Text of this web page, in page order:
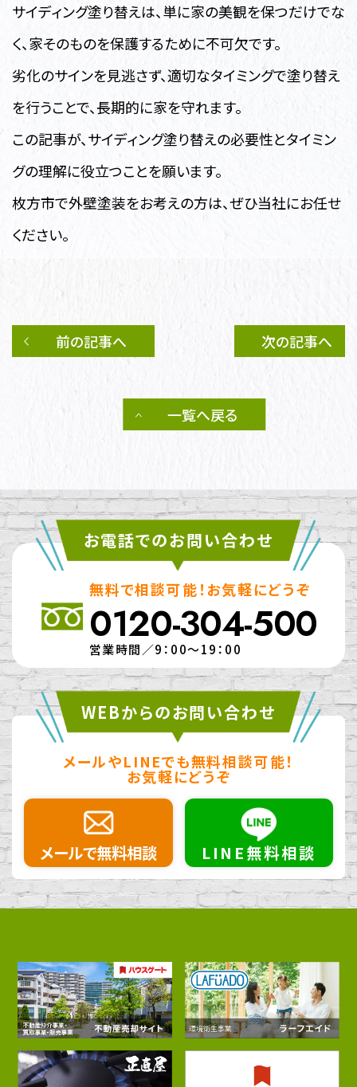
サイディング塗り替えは、単に家の美観を保つだけでな
く、家そのものを保護するために不可欠です。
劣化のサインを見逃さず、適切なタイミングで塗り替え
を行うことで、長期的に家を守れます。
この記事が、サイディング塗り替えの必要性とタイミン
グの理解に役立つことを願います。
枚方市で外壁塗装をお考えの方は、ぜひ当社にお任せ
ください。
前の記事へ
一覧へ戻る
次の記事へ
お電話でのお問い合わせ
無料で相談可能！お気軽にどうぞ
0120-304-500
営業時間／9：00～19：00
WEBからのお問い合わせ
メールやLINEでも無料相談可能！
お気軽にどうぞ
メールで無料相談 LINE無料相談